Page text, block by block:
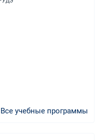
Все учебные программы